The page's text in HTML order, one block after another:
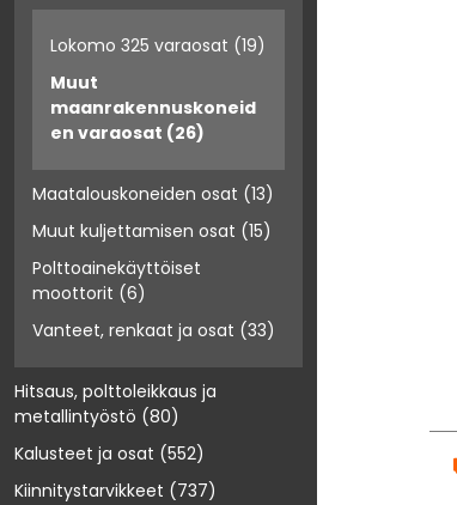
Lokomo 325 varaosat (19)
Muut
maanrakennuskoneid
en varaosat (26)
Maatalouskoneiden osat (13)
Muut kuljettamisen osat (15)
Polttoainekäyttöiset
moottorit (6)
Vanteet, renkaat ja osat (33)
Hitsaus, polttoleikkaus ja
metallintyöstö (80)
Kalusteet ja osat (552)
Kiinnitystarvikkeet (737)